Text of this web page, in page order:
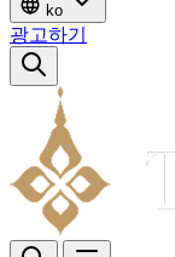
ko
광고하기